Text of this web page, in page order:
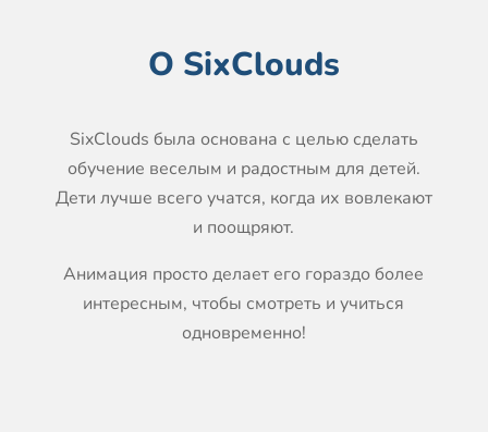
О SixClouds
SixClouds была основана с целью сделать
обучение веселым и радостным для детей.
Дети лучше всего учатся, когда их вовлекают
и поощряют.
Анимация просто делает его гораздо более
интересным, чтобы смотреть и учиться
одновременно!